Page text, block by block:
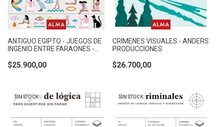
ANTIGUO EGIPTO - JUEGOS DE
INGENIO ENTRE FARAONES -
$25.900,00
CRIMENES VISUALES - ANDERS
PRODUCCIONES
$26.700,00
SIN STOCK SIN STOCK